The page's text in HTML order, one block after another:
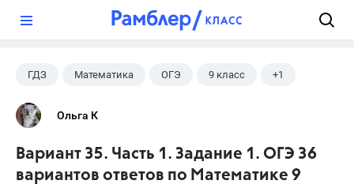
ГДЗ Математика ОГЭ 9 класс +1
Ященко И.В.
Ольга К
Вариант 35. Часть 1. Задание 1. ОГЭ 36
вариантов ответов по Математике 9